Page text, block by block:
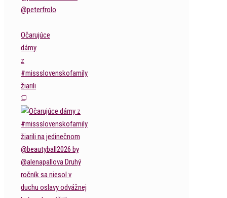
Očarujúce
dámy
z
#missslovenskofamily
žiarili